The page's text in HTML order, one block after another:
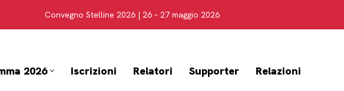
Convegno Stelline 2026 | 26 – 27 maggio 2026
2026 Iscrizioni Relatori Supporter Relazioni